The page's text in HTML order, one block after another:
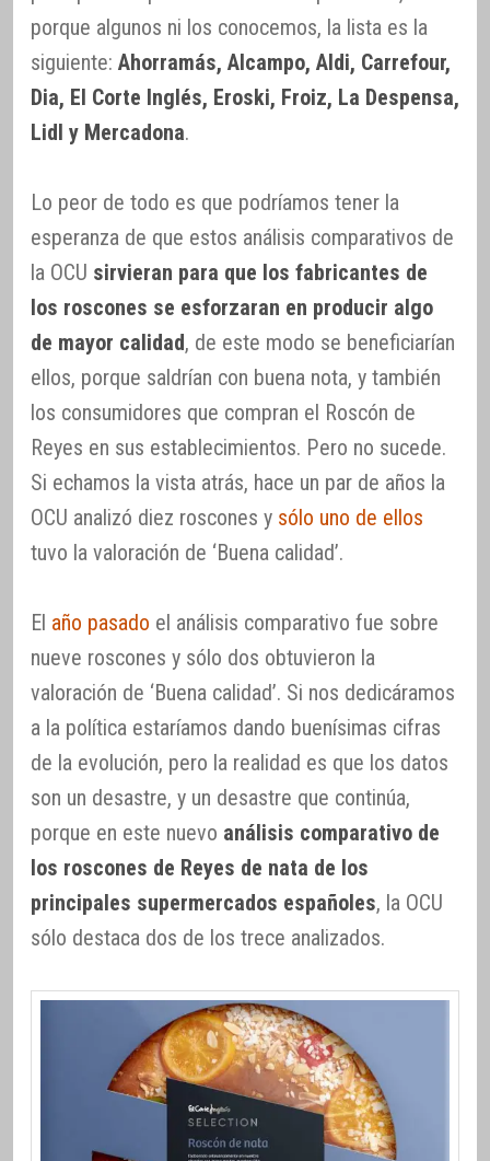
porque algunos ni los conocemos, la lista es la
siguiente: Ahorramás, Alcampo, Aldi, Carrefour,
Dia, El Corte Inglés, Eroski, Froiz, La Despensa,
Lidl y Mercadona.
Lo peor de todo es que podríamos tener la
esperanza de que estos análisis comparativos de
la OCU sirvieran para que los fabricantes de
los roscones se esforzaran en producir algo
de mayor calidad, de este modo se beneficiarían
ellos, porque saldrían con buena nota, y también
los consumidores que compran el Roscón de
Reyes en sus establecimientos. Pero no sucede.
Si echamos la vista atrás, hace un par de años la
OCU analizó diez roscones y sólo uno de ellos
tuvo la valoración de ‘Buena calidad’.
El año pasado el análisis comparativo fue sobre
nueve roscones y sólo dos obtuvieron la
valoración de ‘Buena calidad’. Si nos dedicáramos
a la política estaríamos dando buenísimas cifras
de la evolución, pero la realidad es que los datos
son un desastre, y un desastre que continúa,
porque en este nuevo análisis comparativo de
los roscones de Reyes de nata de los
principales supermercados españoles, la OCU
sólo destaca dos de los trece analizados.